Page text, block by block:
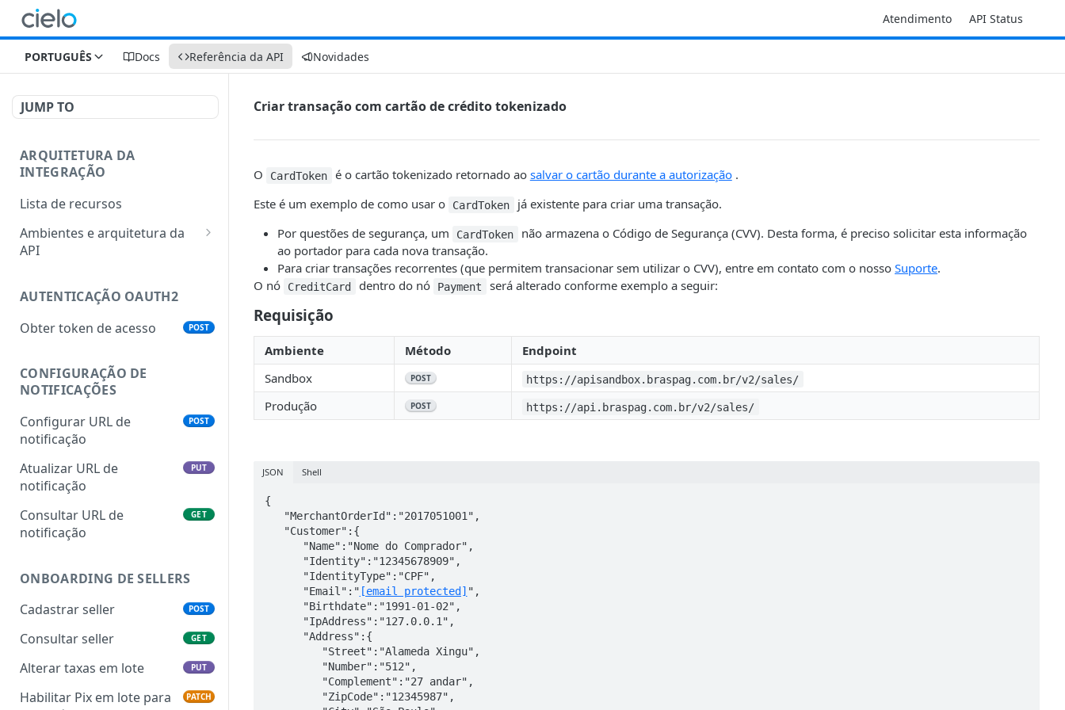
Atendimento API Status
PORTUGUÊS Docs Referência da API Novidades
JUMP TO
ARQUITETURA DA
INTEGRAÇÃO
Lista de recursos
Ambientes e arquitetura da
API
mundo físico
Split de Pagamento pelo
Gateway de Pagamentos
Split de Pagamento pela API E-
commerce Cielo
AUTENTICAÇÃO OAUTH2
Obter token de acesso
POST
CONFIGURAÇÃO DE
NOTIFICAÇÕES
Configurar URL de
notificação
POST
Atualizar URL de
notificação
PUT
Consultar URL de
notificação
GET
ONBOARDING DE SELLERS
Cadastrar seller
POST
Consultar seller GET
Alterar taxas em lote PUT
Habilitar Pix em lote para
PATCH
Criar transação com cartão de crédito tokenizado
O CardToken é o cartão tokenizado retornado ao salvar o cartão durante a autorização.
Este é um exemplo de como usar o
CardToken
já existente para criar uma transação.
Por questões de segurança, um
CardToken
não armazena o Código de Segurança (CVV). Desta forma, é preciso solicitar esta informação
ao portador para cada nova transação.
Para criar transações recorrentes (que permitem transacionar sem utilizar o CVV), entre em contato com o nosso Suporte.
O nó
CreditCard dentro do nó Payment será alterado conforme exemplo a seguir:
Requisição
Ambiente Método
Endpoint
Sandbox
POST https://apisandbox.braspag.com.br/v2/sales/
Produção POST https://api.braspag.com.br/v2/sales/
JSON Shell
{
      "Email":"
[email protected] ",